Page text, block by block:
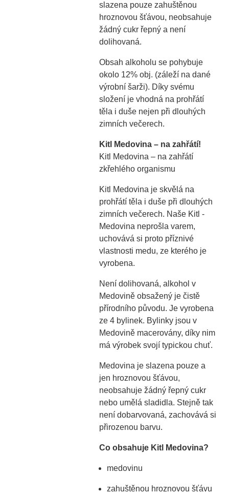
slazena pouze zahuštěnou
hroznovou šťávou, neobsahuje
žádný cukr řepný a není
dolihovaná.
Obsah alkoholu se pohybuje
okolo 12% obj. (záleží na dané
výrobní šarži). Díky svému
složení je vhodná na prohřátí
těla i duše nejen při dlouhých
zimních večerech.
Kitl Medovina – na zahřátí!
Kitl Medovina – na zahřátí
zkřehlého organismu
Kitl Medovina je skvělá na
prohřátí těla i duše při dlouhých
zimních večerech. Naše Kitl -
Medovina neprošla varem,
uchovává si proto příznivé
vlastnosti medu, ze kterého je
vyrobena.
Není dolihovaná, alkohol v
Medovině obsažený je čistě
přírodního původu. Je vyrobena
ze 4 bylinek. Bylinky jsou v
Medovině macerovány, díky nim
má výrobek svojí typickou chuť.
Medovina je slazena pouze a
jen hroznovou šťávou,
neobsahuje žádný řepný cukr
nebo umělá sladidla. Stejně tak
není dobarvovaná, zachovává si
přirozenou barvu.
Co obsahuje Kitl Medovina?
medovinu
zahuštěnou hroznovou šťávu